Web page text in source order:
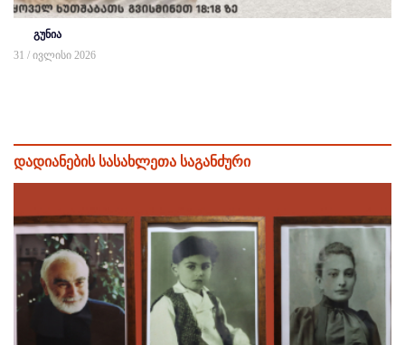
გუნია
31 / ივლისი 2026
დადიანების სასახლეთა საგანძური